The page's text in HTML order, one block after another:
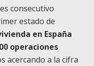
consecutivo
estado de
en España
operaciones
acercando a la cifra